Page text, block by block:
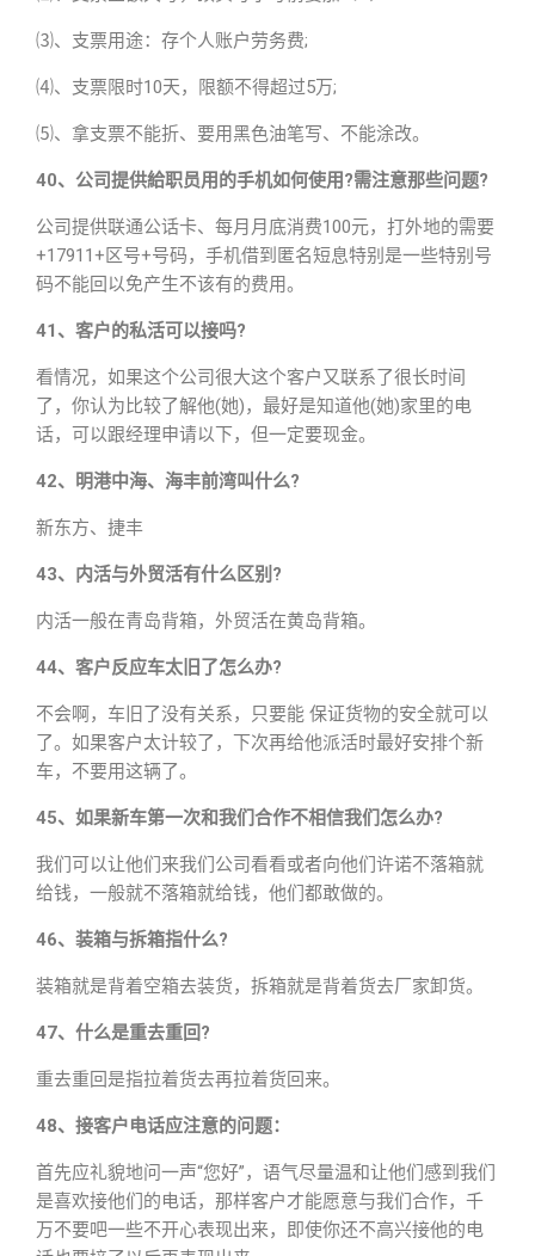
⑶、支票用途：存个人账户劳务费;
⑷、支票限时10天，限额不得超过5万;
⑸、拿支票不能折、要用黑色油笔写、不能涂改。
40、公司提供給职员用的手机如何使用?需注意那些问题?
公司提供联通公话卡、每月月底消费100元，打外地的需要
+17911+区号+号码，手机借到匿名短息特别是一些特别号
码不能回以免产生不该有的费用。
41、客户的私活可以接吗?
看情况，如果这个公司很大这个客户又联系了很长时间
了，你认为比较了解他(她)，最好是知道他(她)家里的电
话，可以跟经理申请以下，但一定要现金。
42、明港中海、海丰前湾叫什么?
新东方、捷丰
43、内活与外贸活有什么区别?
内活一般在青岛背箱，外贸活在黄岛背箱。
44、客户反应车太旧了怎么办?
不会啊，车旧了没有关系，只要能 保证货物的安全就可以
了。如果客户太计较了，下次再给他派活时最好安排个新
车，不要用这辆了。
45、如果新车第一次和我们合作不相信我们怎么办?
我们可以让他们来我们公司看看或者向他们许诺不落箱就
给钱，一般就不落箱就给钱，他们都敢做的。
46、装箱与拆箱指什么?
装箱就是背着空箱去装货，拆箱就是背着货去厂家卸货。
47、什么是重去重回?
重去重回是指拉着货去再拉着货回来。
48、接客户电话应注意的问题：
首先应礼貌地问一声“您好”，语气尽量温和让他们感到我们
是喜欢接他们的电话，那样客户才能愿意与我们合作，千
万不要吧一些不开心表现出来，即使你还不高兴接他的电